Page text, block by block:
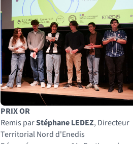
PRIX OR
Remis parStéphane LEDEZ, Directeur
Territorial Nord d'Enedis